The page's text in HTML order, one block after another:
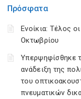
Πρόσφατα
Ενοίκια: Τέλος
Οκτωβρίου
Υπερψηφίσθηκε
ανάδειξη της
του
πνευματικών